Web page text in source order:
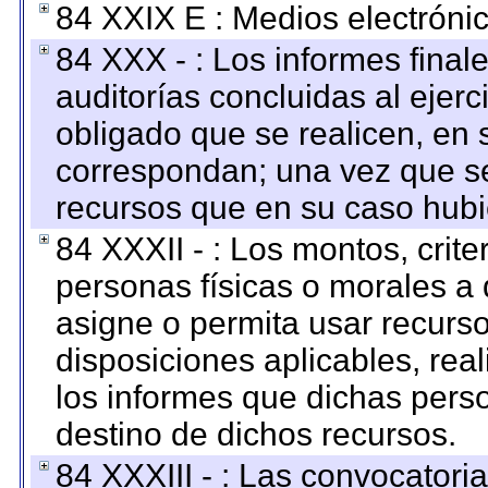
84 XXIX E : Medios
84 XXX - : Los informes
auditorías concluidas al
obligado que se realicen, en
correspondan; una vez que
recursos que en su caso
84 XXXII - : Los montos,
personas físicas o morales
asigne o permita usar
disposiciones aplicables,
los informes que dichas
destino de dichos recursos.
84 XXXIII - : Las